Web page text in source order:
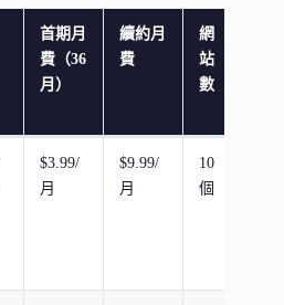
首期月
費（36
月）
續約月
費
網
站
數
$3.99/
月
$9.99/
月
10
個